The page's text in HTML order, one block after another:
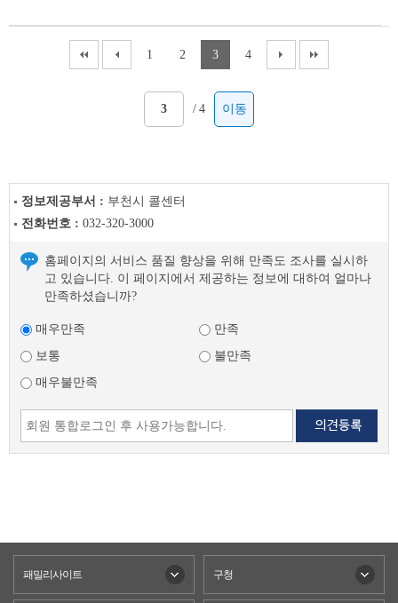
1 2 3 4
/ 4 이동
정보제공부서 : 부천시 콜센터
전화번호 : 032-320-3000
홈페이지의 서비스 품질 향상을 위해 만족도 조사를 실시하
고 있습니다. 이 페이지에서 제공하는 정보에 대하여 얼마나
만족하셨습니까?
매우만족
만족
보통
불만족
매우불만족
패밀리사이트 구청